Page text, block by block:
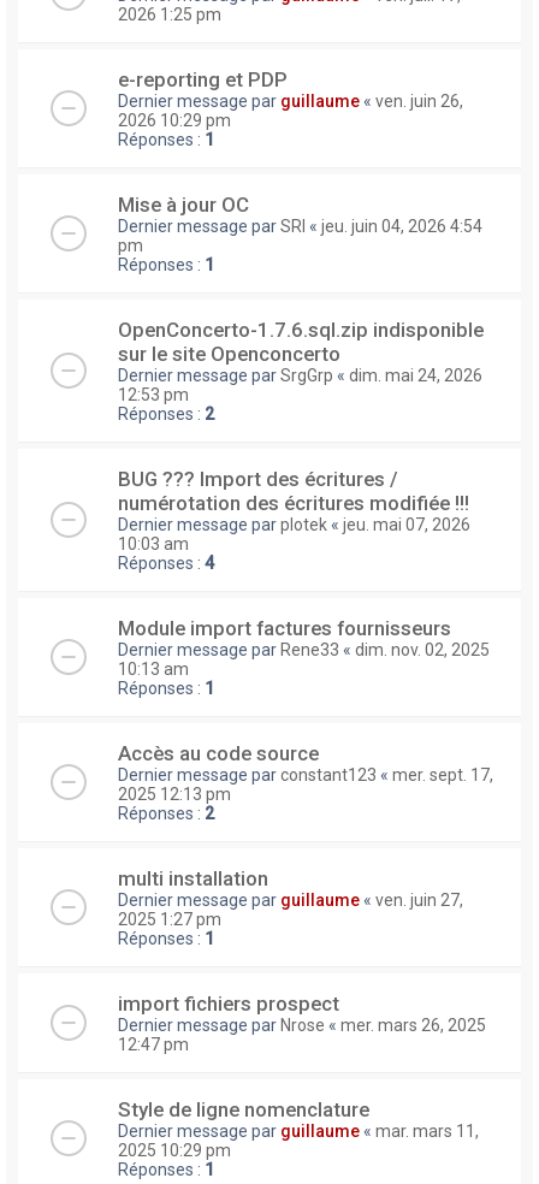
2026 1:25 pm
e-reporting et PDP
Dernier message par guillaume « ven. juin 26,
2026 10:29 pm
Réponses : 1
Mise à jour OC
Dernier message parSRI « jeu. juin 04, 2026 4:54
pm
Réponses : 1
OpenConcerto-1.7.6.sql.zip indisponible
sur le site Openconcerto
Dernier message parSrgGrp « dim. mai 24, 2026
12:53 pm
Réponses : 2
BUG ??? Import des écritures /
numérotation des écritures modifiée !!!
Dernier message parplotek « jeu. mai 07, 2026
10:03 am
Réponses : 4
Module import factures fournisseurs
Dernier message par Rene33 « dim. nov. 02, 2025
10:13 am
Réponses : 1
Accès au code source
Dernier message parconstant123 « mer. sept. 17,
2025 12:13 pm
Réponses : 2
multi installation
Dernier message par guillaume « ven. juin 27,
2025 1:27 pm
Réponses : 1
import fichiers prospect
Dernier message par Nrose « mer. mars 26, 2025
12:47 pm
Style de ligne nomenclature
Dernier message par guillaume « mar. mars 11,
2025 10:29 pm
Réponses : 1